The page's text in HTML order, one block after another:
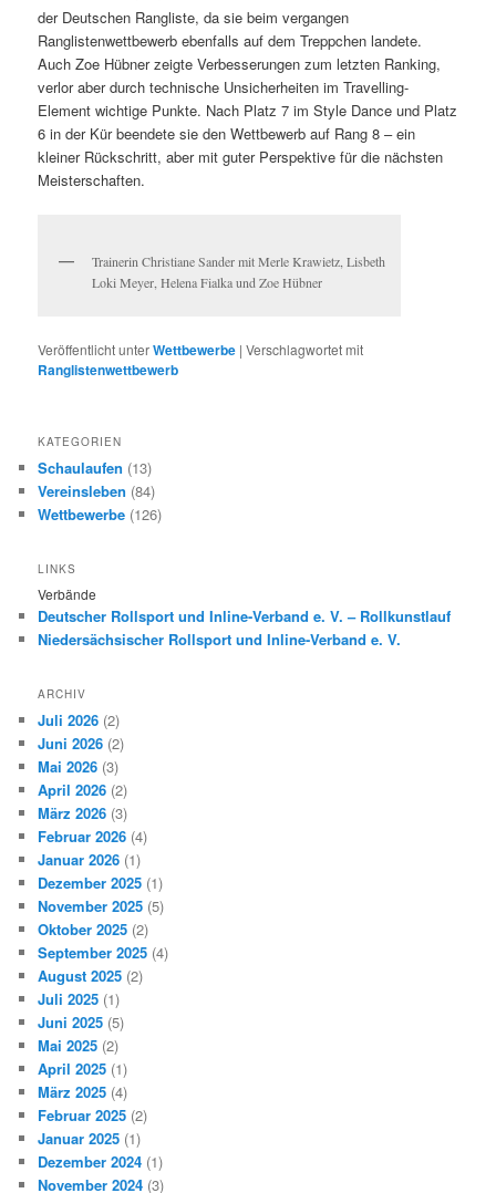
der Deutschen Rangliste, da sie beim vergangen
Ranglistenwettbewerb ebenfalls auf dem Treppchen landete.
Auch Zoe Hübner zeigte Verbesserungen zum letzten Ranking,
verlor aber durch technische Unsicherheiten im Travelling-
Element wichtige Punkte. Nach Platz 7 im Style Dance und Platz
6 in der Kür beendete sie den Wettbewerb auf Rang 8 – ein
kleiner Rückschritt, aber mit guter Perspektive für die nächsten
Meisterschaften.
Trainerin Christiane Sander mit Merle Krawietz, Lisbeth
Loki Meyer, Helena Fialka und Zoe Hübner
Veröffentlicht unterWettbewerbe |Verschlagwortet mit
Ranglistenwettbewerb
KATEGORIEN
Schaulaufen (13)
Vereinsleben (84)
Wettbewerbe (126)
LINKS
Verbände
Deutscher Rollsport und Inline-Verband e. V. – Rollkunstlauf
Niedersächsischer Rollsport und Inline-Verband e. V.
ARCHIV
Juli 2026 (2)
Juni 2026 (2)
Mai 2026 (3)
April 2026 (2)
März 2026 (3)
Februar 2026 (4)
Januar 2026 (1)
Dezember 2025 (1)
November 2025 (5)
Oktober 2025 (2)
September 2025 (4)
August 2025 (2)
Juli 2025 (1)
Juni 2025 (5)
Mai 2025 (2)
April 2025 (1)
März 2025 (4)
Februar 2025 (2)
Januar 2025 (1)
Dezember 2024 (1)
November 2024 (3)